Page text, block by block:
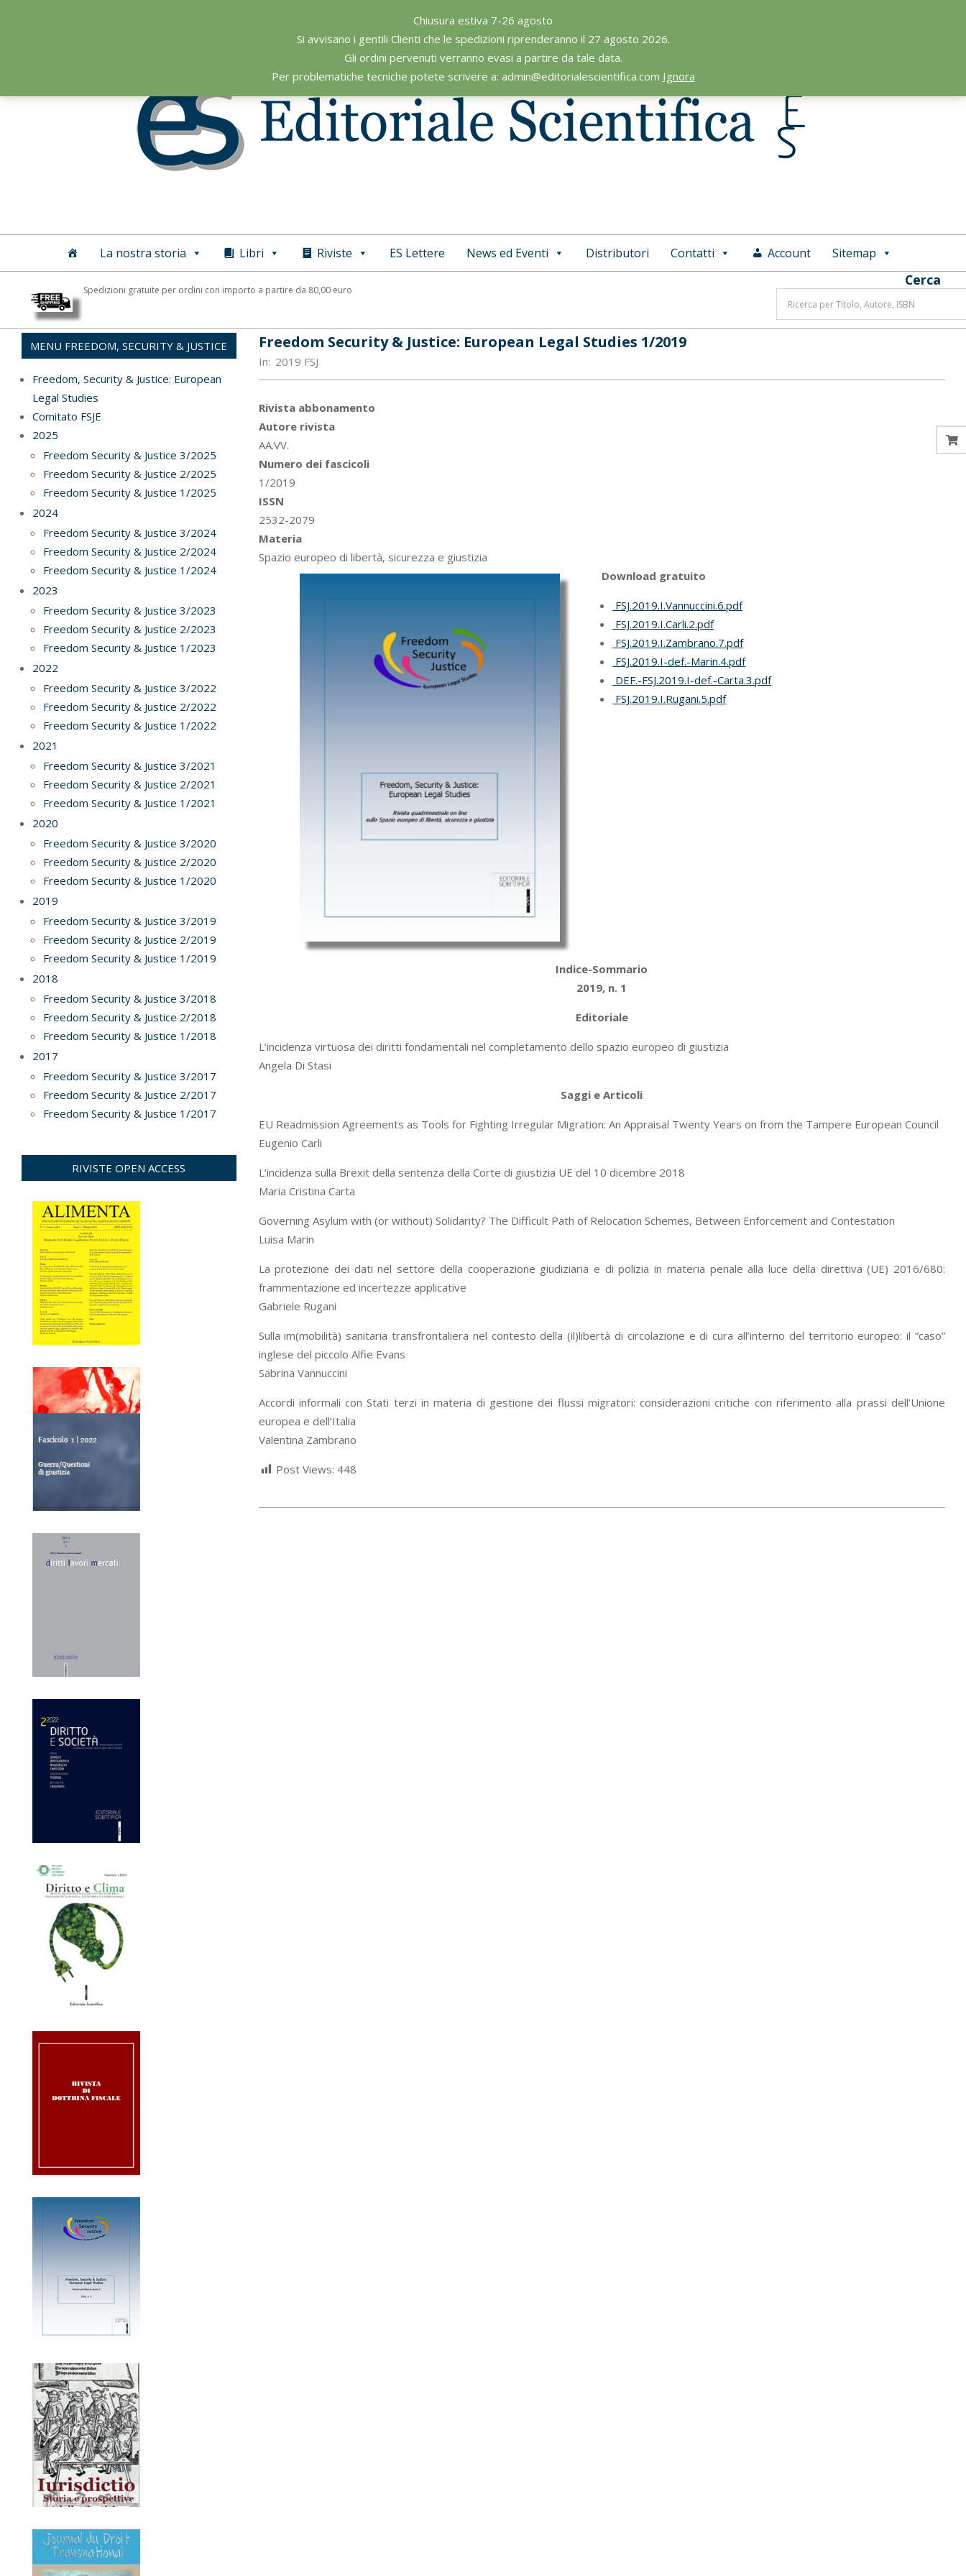
Chiusura estiva 7-26 agosto
Si avvisano i gentili Clienti che le spedizioni riprenderanno il 27 agosto 2026.
Gli ordini pervenuti verranno evasi a partire da tale data.
Per problematiche tecniche potete scrivere a: admin@editorialescientifica.com Ignora
Editoriale
Scientifica
Primary
La nostra storia Libri Riviste ES Lettere News ed Eventi Distributori Contatti Account Sitemap
Spedizioni gratuite per ordini con importo a partire da 80,00 euro
Cerca
Freedom Security & Justice: European Legal Studies 1/2019
In: 2019 FSJ
Rivista abbonamento
Autore rivista
AA.VV.
Numero dei fascicoli
1/2019
ISSN
2532-2079
Materia
Spazio europeo di libertà, sicurezza e giustizia
Download gratuito
FSJ.2019.I.Vannuccini.6.pdf
FSJ.2019.I.Carli.2.pdf
FSJ.2019.I.Zambrano.7.pdf
FSJ.2019.I-def.-Marin.4.pdf
DEF.-FSJ.2019.I-def.-Carta.3.pdf
FSJ.2019.I.Rugani.5.pdf
Indice-Sommario
2019, n. 1
Editoriale
L’incidenza virtuosa dei diritti fondamentali nel completamento dello spazio europeo di giustizia
Angela Di Stasi
Saggi e Articoli
EU Readmission Agreements as Tools for Fighting Irregular Migration: An Appraisal Twenty Years on from the Tampere European Council
Eugenio Carli
L’incidenza sulla Brexit della sentenza della Corte di giustizia UE del 10 dicembre 2018
Maria Cristina Carta
Governing Asylum with (or without) Solidarity? The Difficult Path of Relocation Schemes, Between Enforcement and Contestation
Luisa Marin
La protezione dei dati nel settore della cooperazione giudiziaria e di polizia in materia penale alla luce della direttiva (UE) 2016/680:
frammentazione ed incertezze applicative
Gabriele Rugani
Sulla im(mobilità) sanitaria transfrontaliera nel contesto della (il)libertà di circolazione e di cura all’interno del territorio europeo: il “caso”
inglese del piccolo Alfie Evans
Sabrina Vannuccini
Accordi informali con Stati terzi in materia di gestione dei flussi migratori: considerazioni critiche con riferimento alla prassi dell’Unione
europea e dell’Italia
Valentina Zambrano
Post Views: 448
MENU FREEDOM, SECURITY & JUSTICE
Freedom, Security & Justice: European
Legal Studies
Comitato FSJE
2025
Freedom Security & Justice 3/2025
Freedom Security & Justice 2/2025
Freedom Security & Justice 1/2025
2024
Freedom Security & Justice 3/2024
Freedom Security & Justice 2/2024
Freedom Security & Justice 1/2024
2023
Freedom Security & Justice 3/2023
Freedom Security & Justice 2/2023
Freedom Security & Justice 1/2023
2022
Freedom Security & Justice 3/2022
Freedom Security & Justice 2/2022
Freedom Security & Justice 1/2022
2021
Freedom Security & Justice 3/2021
Freedom Security & Justice 2/2021
Freedom Security & Justice 1/2021
2020
Freedom Security & Justice 3/2020
Freedom Security & Justice 2/2020
Freedom Security & Justice 1/2020
2019
Freedom Security & Justice 3/2019
Freedom Security & Justice 2/2019
Freedom Security & Justice 1/2019
2018
Freedom Security & Justice 3/2018
Freedom Security & Justice 2/2018
Freedom Security & Justice 1/2018
2017
Freedom Security & Justice 3/2017
Freedom Security & Justice 2/2017
Freedom Security & Justice 1/2017
RIVISTE OPEN ACCESS